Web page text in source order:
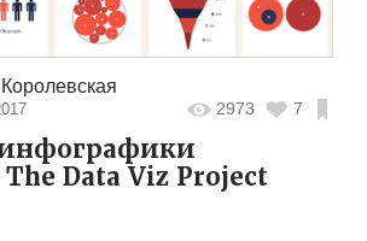
2973 7
Data Viz Project